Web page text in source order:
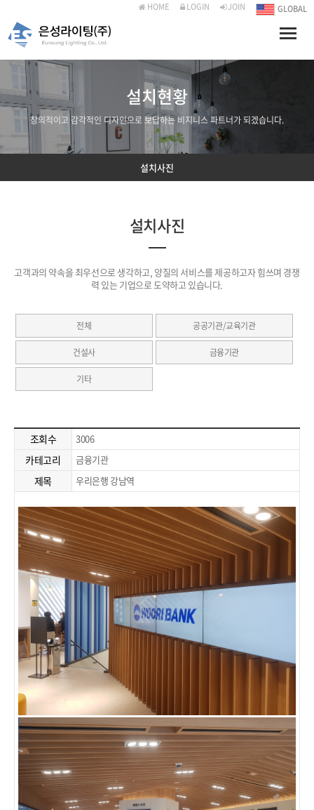
HOME LOGIN JOIN GLOBAL
Toggle
설치현황
창의적이고 감각적인 디자인으로 보답하는 비지니스 파트너가 되겠습니다.
설치사진
설치사진
고객과의 약속을 최우선으로 생각하고, 양질의 서비스를 제공하고자 힘쓰며 경쟁
력 있는 기업으로 도약하고 있습니다.
전체 공공기관/교육기관
건설사 금융기관
기타
조회수 3006
카테고리 금융기관
제목 우리은행 강남역